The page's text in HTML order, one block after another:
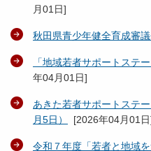
月01日]
秋田県青少年健全育成審
「地域若者サポートステ
年04月01日]
あきた若者サポートステ
月5日）
[2026年04月01日
令和７年度「若者と地域